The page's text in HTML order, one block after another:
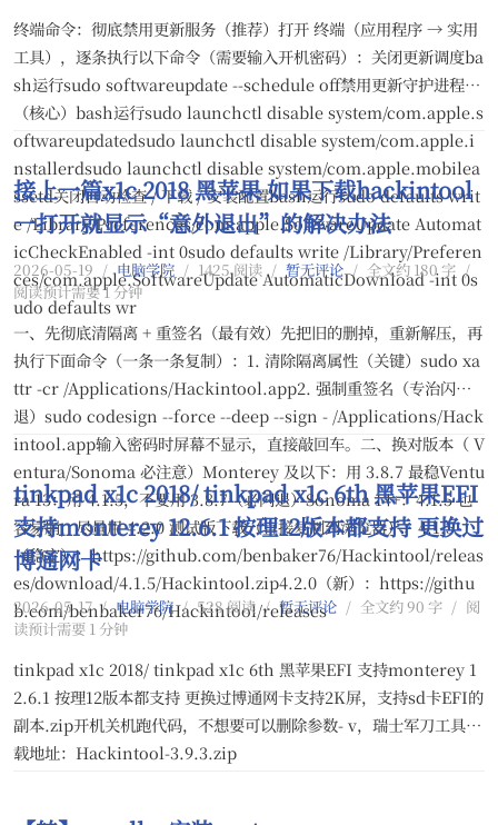
终端命令：彻底禁用更新服务（推荐）打开 终端（应用程序 → 实用
工具），逐条执行以下命令（需要输入开机密码）：关闭更新调度ba
sh运行sudo softwareupdate --schedule off禁用更新守护进程
（核心）bash运行sudo launchctl disable system/com.apple.s
oftwareupdatedsudo launchctl disable system/com.apple.i
nstallerdsudo launchctl disable system/com.apple.mobilea
ssetd关闭自动检查 / 下载 / 安装配置bash运行sudo defaults writ
e /Library/Preferences/com.apple.SoftwareUpdate Automat
icCheckEnabled -int 0sudo defaults write /Library/Preferen
ces/com.apple.SoftwareUpdate AutomaticDownload -int 0s
udo defaults wr
接上一篇x1c 2018 黑苹果 如果下载hackintool
一打开就显示“意外退出”的解决办法
2026-05-19 / 电脑学院 / 1425 阅读 / 暂无评论 / 全文约 180 字 /
阅读预计需要 1 分钟
一、先彻底清隔离 + 重签名（最有效）先把旧的删掉，重新解压，再
执行下面命令（一条一条复制）：1. 清除隔离属性（关键）sudo xa
ttr -cr /Applications/Hackintool.app2. 强制重签名（专治闪
退）sudo codesign --force --deep --sign - /Applications/Hack
intool.app输入密码时屏幕不显示，直接敲回车。二、换对版本（ V
entura/Sonoma 必注意）Monterey 及以下：用 3.8.7 最稳Ventu
ra 13：用 4.1.5，不要用 3.8.7（必闪退）Sonoma 14+：4.1.5 也
容易崩，尽量用 4.2.0 测试版下载（直接复制到浏览器）：4.1.5
（稳定）：https://github.com/benbaker76/Hackintool/releas
es/download/4.1.5/Hackintool.zip4.2.0（新）：https://githu
b.com/benbaker76/Hackintool/releases
tinkpad x1c 2018/ tinkpad x1c 6th 黑苹果EFI
支持monterey 12.6.1 按理12版本都支持 更换过
博通网卡
2026-05-17 / 电脑学院 / 528 阅读 / 暂无评论 / 全文约 90 字 / 阅
读预计需要 1 分钟
tinkpad x1c 2018/ tinkpad x1c 6th 黑苹果EFI 支持monterey 1
2.6.1 按理12版本都支持 更换过博通网卡支持2K屏，支持sd卡EFI的
副本.zip开机关机跑代码，不想要可以删除参数- v，瑞士军刀工具下
载地址：Hackintool-3.9.3.zip